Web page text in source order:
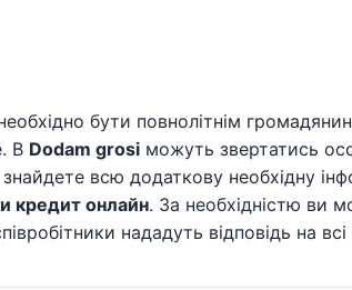
бути повнолітнім
В Dodam grosi можуть звертатись
всю додаткову необхідну
кредит онлайн. За необхідністю ви
нададуть відповідь на